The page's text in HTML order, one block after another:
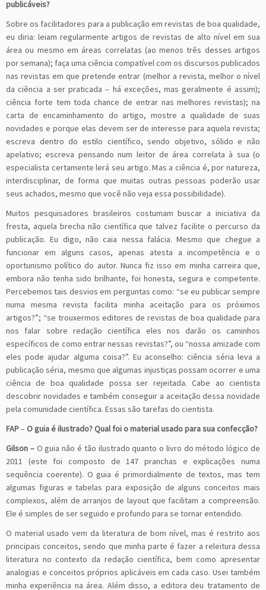
publicáveis?
Sobre os facilitadores para a publicação em revistas de boa qualidade,
eu diria: leiam regularmente artigos de revistas de alto nível em sua
área ou mesmo em áreas correlatas (ao menos três desses artigos
por semana); faça uma ciência compatível com os discursos publicados
nas revistas em que pretende entrar (melhor a revista, melhor o nível
da ciência a ser praticada – há exceções, mas geralmente é assim);
ciência forte tem toda chance de entrar nas melhores revistas); na
carta de encaminhamento do artigo, mostre a qualidade de suas
novidades e porque elas devem ser de interesse para aquela revista;
escreva dentro do estilo científico, sendo objetivo, sólido e não
apelativo; escreva pensando num leitor de área correlata à sua (o
especialista certamente lerá seu artigo. Mas a ciência é, por natureza,
interdisciplinar, de forma que muitas outras pessoas poderão usar
seus achados, mesmo que você não veja essa possibilidade).
Muitos pesquisadores brasileiros costumam buscar a iniciativa da
fresta, aquela brecha não científica que talvez facilite o percurso da
publicação. Eu digo, não caia nessa falácia. Mesmo que chegue a
funcionar em alguns casos, apenas atesta a incompetência e o
oportunismo político do autor. Nunca fiz isso em minha carreira que,
embora não tenha sido brilhante, foi honesta, segura e competente.
Percebemos tais desvios em perguntas como: “se eu publicar sempre
numa mesma revista facilita minha aceitação para os próximos
artigos?”; “se trouxermos editores de revistas de boa qualidade para
nos falar sobre redação científica eles nos darão os caminhos
específicos de como entrar nessas revistas?”, ou “nossa amizade com
eles pode ajudar alguma coisa?”. Eu aconselho: ciência séria leva a
publicação séria, mesmo que algumas injustiças possam ocorrer e uma
ciência de boa qualidade possa ser rejeitada. Cabe ao cientista
descobrir novidades e também conseguir a aceitação dessa novidade
pela comunidade científica. Essas são tarefas do cientista.
FAP– O guia é ilustrado? Qual foi o material usado para sua confecção?
Gilson –O guia não é tão ilustrado quanto o livro do método lógico de
2011 (este foi composto de 147 pranchas e explicações numa
sequência coerente). O guia é primordialmente de textos, mas tem
algumas figuras e tabelas para exposição de alguns conceitos mais
complexos, além de arranjos de layout que facilitam a compreensão.
Ele é simples de ser seguido e profundo para se tornar entendido.
O material usado vem da literatura de bom nível, mas é restrito aos
principais conceitos, sendo que minha parte é fazer a releitura dessa
literatura no contexto da redação científica, bem como apresentar
analogias e conceitos próprios aplicáveis em cada caso. Usei também
minha experiência na área. Além disso, a editora deu tratamento de